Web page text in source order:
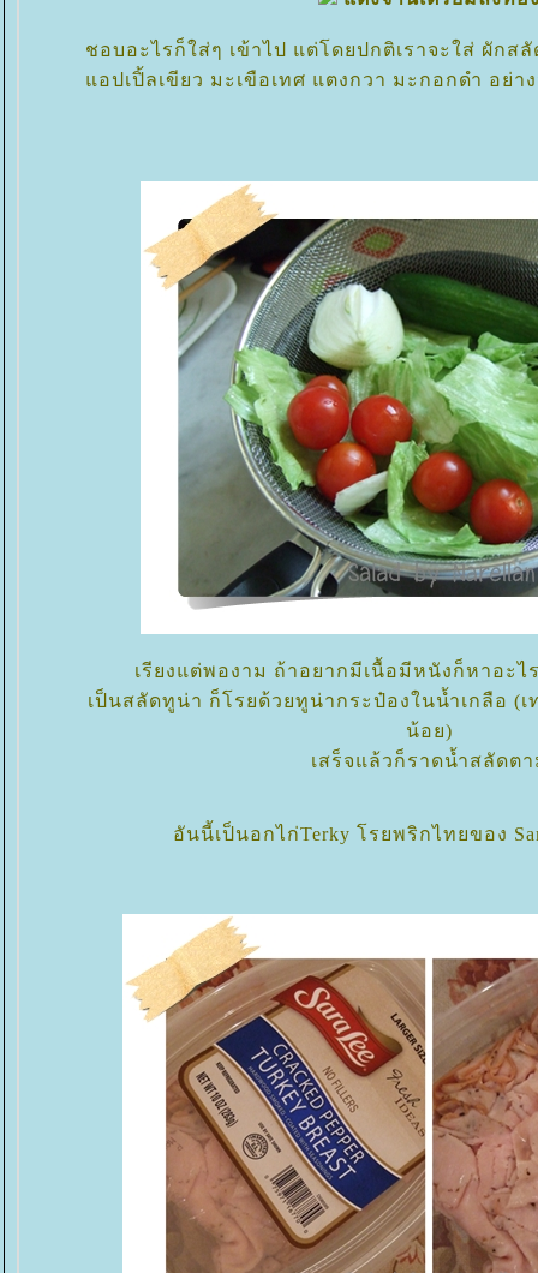
ชอบอะไรก็ใส่ๆ เข้าไป แต่โดยปกติเราจะใส่ ผักส
อปเปิ้ลเขียว มะเขือเทศ แตงกวา มะกอกดำ อย่
เรียงแต่พองาม ถ้าอยากมีเนื้อมีหนังก็หาอะ
เป็นสลัดทูน่า ก็โรยด้วยทูน่ากระป๋องในน้ำเกลือ (
น้อย)
เสร็จแล้วก็ราดน้ำสลัดต
อันนี้เป็นอกไก่Terky โรยพริกไทยของ